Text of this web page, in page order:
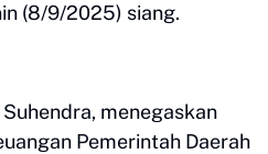
(8/9/2025) siang.
menegaskan
Pemerintah Daerah